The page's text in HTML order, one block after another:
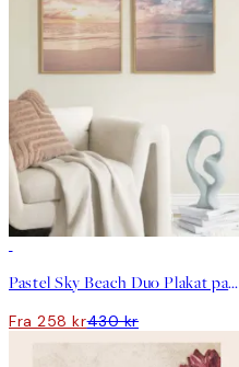
Pastel Sky Beach Duo Plakat pakker
Fra 258 kr430 kr